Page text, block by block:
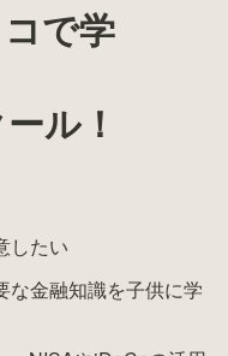
で学
ル！
したい
な金融知識を子供に学